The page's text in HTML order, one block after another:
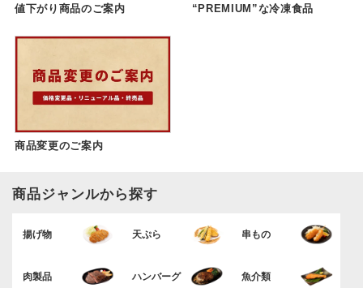
値下がり商品のご案内 “PREMIUM”な冷凍食品
商品変更のご案内
商品ジャンルから探す
揚げ物 天ぷら 串もの
肉製品 ハンバーグ 魚介類